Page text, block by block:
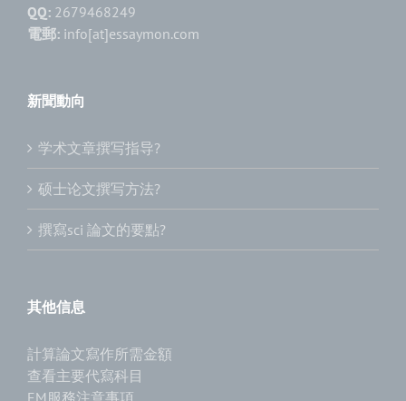
QQ: 2679468249
電郵: info[at]essaymon.com
新聞動向
学术文章撰写指导?
硕士论文撰写方法?
撰寫sci 論文的要點?
其他信息
計算論文寫作所需金額
查看主要代寫科目
EM服務注意事項